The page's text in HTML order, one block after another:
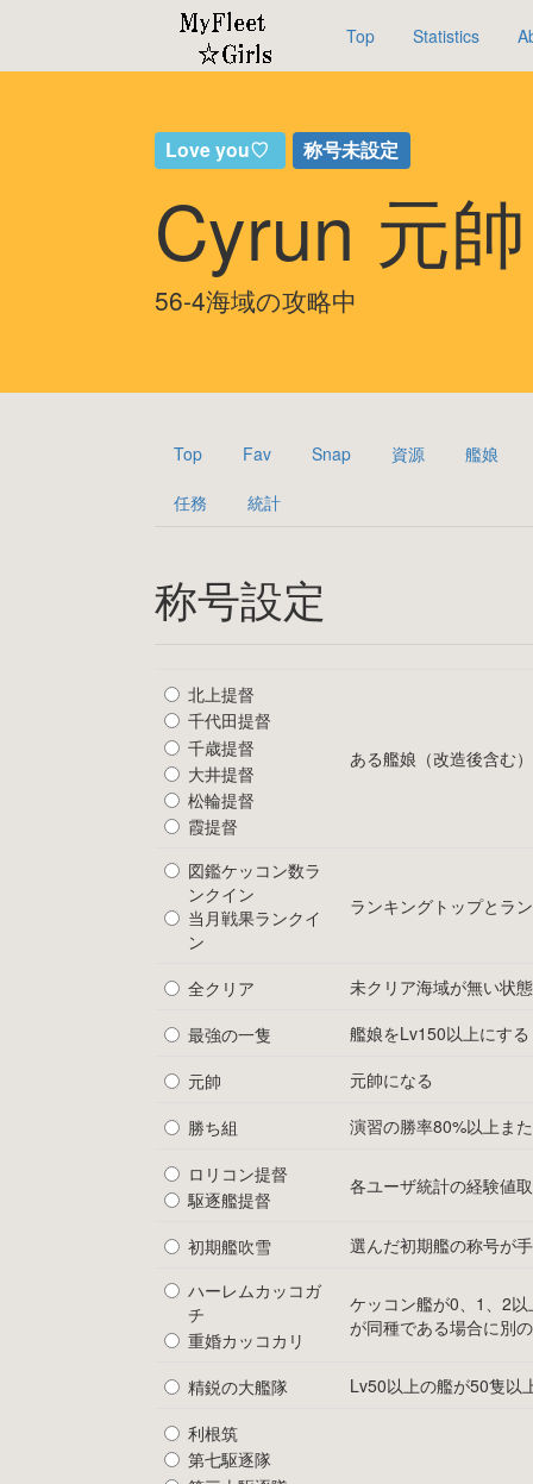
Top Statistics
Love you♡ 称号未設定
Cyrun 元
56-4海域の攻略中
Top Fav Snap 資源 艦娘
任務 統計
称号設定
北上提督
千代田提督
千歳提督
大井提督
松輪提督
霞提督
ある艦娘（改造後含む
図鑑ケッコン数ラ
ンクイン
当月戦果ランクイ
ン
ランキングトップとラ
全クリア 未クリア海域が無い状
最強の一隻 艦娘をLv150以上にする
元帥 元帥になる
勝ち組 演習の勝率80%以上ま
ロリコン提督
駆逐艦提督
各ユーザ統計の経験値
初期艦吹雪
選んだ初期艦の称号が
ハーレムカッコガ
チ
重婚カッコカリ
ケッコン艦が0、1、2
が同種である場合に別
精鋭の大艦隊 Lv50以上の艦が50隻以
利根筑
第七駆逐隊